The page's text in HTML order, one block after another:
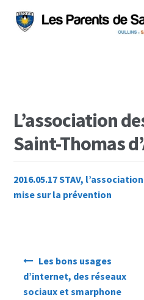
à
au
Événements
Adhésion
Nos actions
Fournitures
Covoiturage
L’association
Saint-Thomas
2016.05.17 STAV,
mise sur la prévention
Navigation
de
Les bons usages
d’internet, des réseaux
sociaux et smarphone